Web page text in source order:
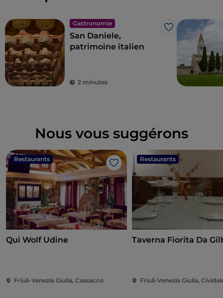
Gastronomie
J’aime
San Daniele,
patrimoine italien
2 minutes
Nous vous suggérons
Restaurants
J’aime
Qui Wolf Udine
Friuli-Venezia Giulia, Cassacco
Restaurants
Taverna
Friuli-Venezia Giulia,